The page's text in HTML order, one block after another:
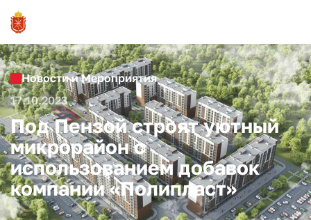
Новости и Мероприятия
17.10.2023
Под Пензой строят уютный
микрорайон с
использованием добавок
компании «Полипласт»